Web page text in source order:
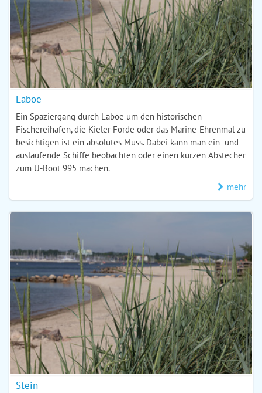
Laboe
Ein Spaziergang durch Laboe um den historischen
Fischereihafen, die Kieler Förde oder das Marine-Ehrenmal zu
besichtigen ist ein absolutes Muss. Dabei kann man ein- und
auslaufende Schiffe beobachten oder einen kurzen Abstecher
zum U-Boot 995 machen.
mehr
Stein